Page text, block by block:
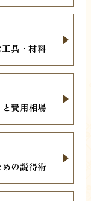
具・材料
費用相場
の説得術